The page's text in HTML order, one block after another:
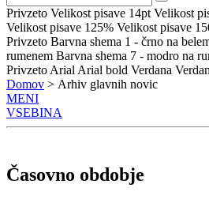
Privzeto Velikost pisave 14pt Velikost
Velikost pisave 125% Velikost pisave
Privzeto Barvna shema 1 - črno na
rumenem Barvna shema 7 - modro na
Privzeto Arial Arial bold Verdana
Domov > Arhiv glavnih novic
MENI
VSEBINA
Časovno obdobje